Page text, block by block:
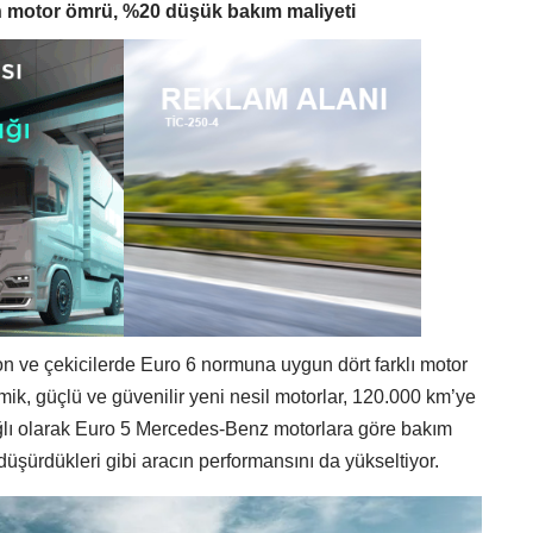
ömrü, %20 düşük bakım maliyeti
ve çekicilerde Euro 6 normuna uygun dört farklı motor
güçlü ve güvenilir yeni nesil motorlar, 120.000 km’ye
olarak Euro 5 Mercedes-Benz motorlara göre bakım
gibi aracın performansını da yükseltiyor.